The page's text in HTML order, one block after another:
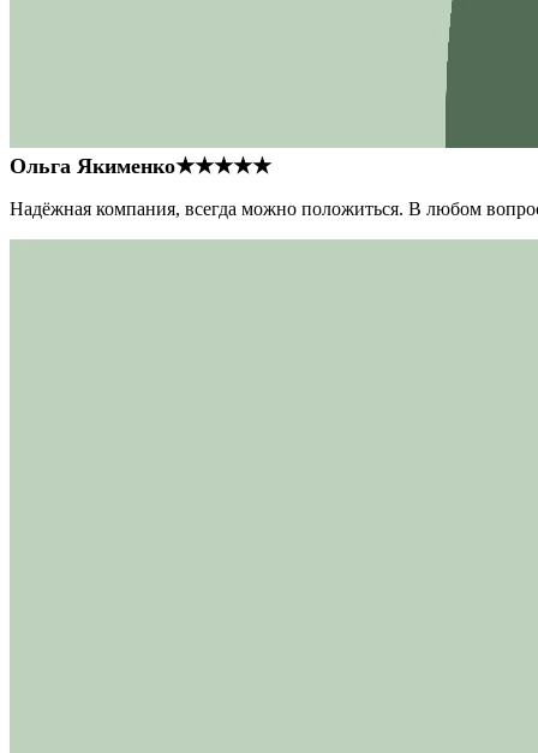
Ольга Якименко★★★★★
Надёжная компания, всегда можно положиться. В любом